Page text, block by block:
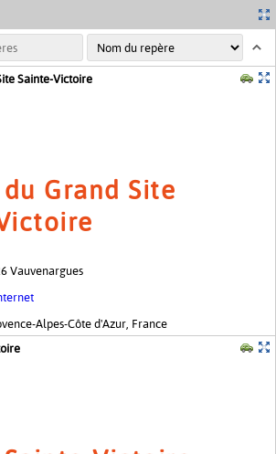
OpenStreetMap contributeurs
Sainte-Victoire
Grand Site
Vauvenargues
Alpes-Côte d'Azur, France